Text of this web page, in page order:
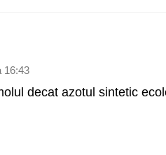
16:43
decat azotul sintetic